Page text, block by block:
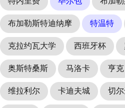
布加勒斯特迪纳摩 特温特
克拉约瓦大学 西班牙杯
奥斯特桑斯 马洛卡 亨克
维拉利尔 卡迪夫城 切